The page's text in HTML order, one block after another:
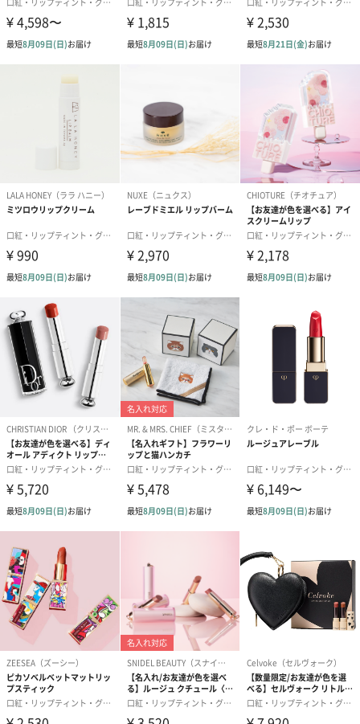
日本限定ハイエンドモデル
リップの中に入った金箔をイメージした高級感のあるゴールドケ
ース。上品で品格のある大人の女性にぴったりです。
また、日本限定ハイエンドモデルは厳選した高品質な天然成分を
そのまま配合しています。「かわいいだけ」ではなく、女性の敏
感な唇を守るやさしい成分にもこだわりました。
注意事項
・製造時期やロットにより、お花のお色味の濃淡に若干差が出る
場合がございます。予めご了承ください。
・リップの中のお花は本物のドライフラワーのため、個体差がご
ざいます。お花の見た目によるご交換ご返品は受けたまわってお
りません。
・リップの中の気泡は不良品ではなく、手作りのためお花挿入の
際に入るものです。
・当商品は寒さや湿気に少し弱いため、出荷時は透明度の高い状
態で発送させて頂いておりますが、環境や季節によりリップクリ
ーム本体がピンクに色づく場合がございます。
・光の加減でお花のお色が写真とは若干異なって見える場合がご
※ドライヤーで温風を少しあてると綺麗な透明に戻りますのでお
試し下さい。
・画像はイメージです。外箱の絵柄は多少位置が変わることがご
ざいます。
香港発コスメブランド「Kailijumei（カイリジュメイ）」
香港発コスメブランド